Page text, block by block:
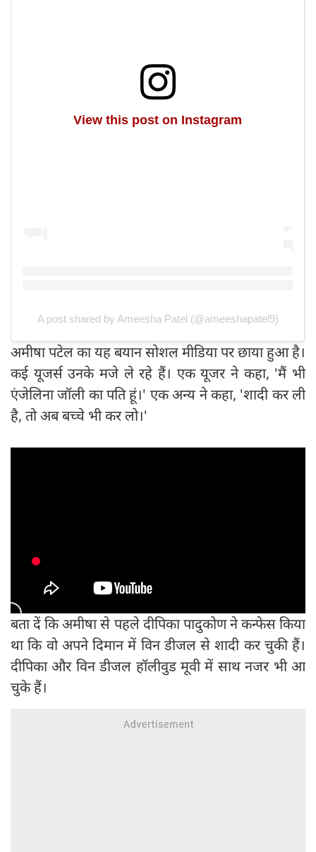
View this post on Instagram
A post shared by Ameesha Patel (@ameeshapatel9)
अमीषा पटेल का यह बयान सोशल मीडिया पर छाया हुआ है।
कई यूजर्स उनके मजे ले रहे हैं। एक यूजर ने कहा, 'मैं भी
एंजेलिना जॉली का पति हूं।' एक अन्य ने कहा, 'शादी कर ली
है, तो अब बच्चे भी कर लो।'
बता दें कि अमीषा से पहले दीपिका पादुकोण ने कन्फेस किया
था कि वो अपने दिमान में विन डीजल से शादी कर चुकी हैं।
दीपिका और विन डीजल हॉलीवुड मूवी में साथ नजर भी आ
चुके हैं।